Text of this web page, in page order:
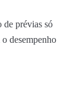
de prévias só
desempenho